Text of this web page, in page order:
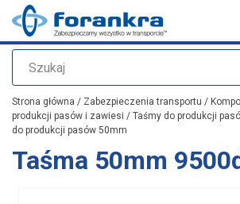
Szukaj
Dodano do zapytania
Strona główna / Zabezpieczenia transportu /
produkcji pasów i zawiesi / Taśmy do produkcji
do produkcji pasów 50mm
Taśma 50mm